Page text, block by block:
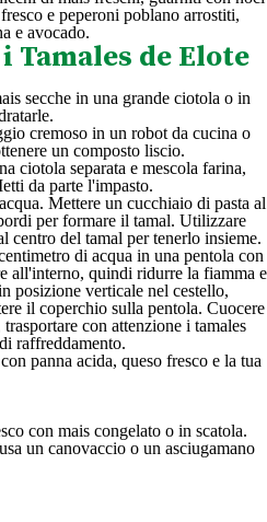
e peperoni poblano arrostiti,
e avocado.
Tamales de Elote
secche in una grande ciotola o in
cremoso in un robot da cucina o
un composto liscio.
ciotola separata e mescola farina,
da parte l'impasto.
Mettere un cucchiaio di pasta al
per formare il tamal. Utilizzare
centro del tamal per tenerlo insieme.
di acqua in una pentola con
all'interno, quindi ridurre la fiamma e
posizione verticale nel cestello,
il coperchio sulla pentola. Cuocere
con attenzione i tamales
raffreddamento.
panna acida, queso fresco e la tua
con mais congelato o in scatola.
un canovaccio o un asciugamano